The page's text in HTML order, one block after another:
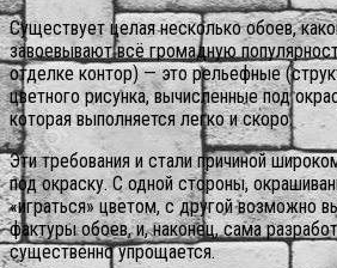
Существует целая несколько обоев,
завоевывают всё громадную
отделке контор) — это рельефные
цветного рисунка, вычисленные под
которая выполняется легко и скоро.
Эти требования и стали причиной
под окраску. С одной стороны,
«играться» цветом, с другой возможно
фактуры обоев, и, наконец, сама
существенно упрощается.